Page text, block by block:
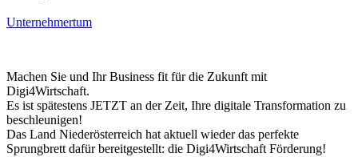
Unternehmertum
Machen Sie und Ihr Business fit für die Zukunft mit
Digi4Wirtschaft.
Es ist spätestens JETZT an der Zeit, Ihre digitale Transformation zu
beschleunigen!
Das Land Niederösterreich hat aktuell wieder das perfekte
Sprungbrett dafür bereitgestellt: die Digi4Wirtschaft Förderung!